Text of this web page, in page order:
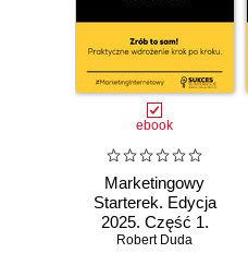
ebook
Marketingowy
Starterek. Edycja
2025. Część 1.
Konto Google na
Robert Duda